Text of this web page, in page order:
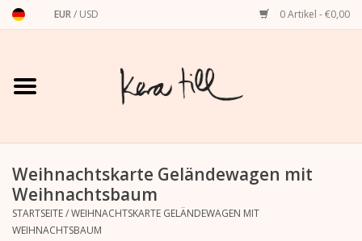
EUR/ USD 0 Artikel - €0,00
Startseite
Art Prints
Stationery
Weihnachtskarte Geländewagen mit
Weihnachtsbaum
STARTSEITE/WEIHNACHTSKARTE GELÄNDEWAGEN MIT
WEIHNACHTSBAUM